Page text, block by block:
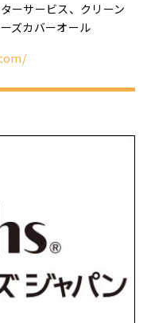
ーサービス、クリーン
ズカバーオール